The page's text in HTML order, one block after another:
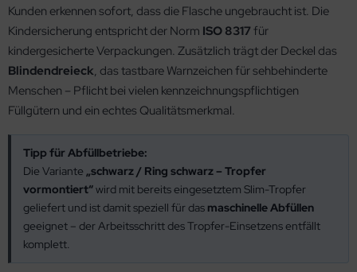
Kunden erkennen sofort, dass die Flasche ungebraucht ist. Die
Kindersicherung entspricht der Norm ISO 8317für
kindergesicherte Verpackungen. Zusätzlich trägt der Deckel das
Blindendreieck, das tastbare Warnzeichen für sehbehinderte
Menschen – Pflicht bei vielen kennzeichnungspflichtigen
Füllgütern und ein echtes Qualitätsmerkmal.
Tipp für Abfüllbetriebe:
Die Variante „schwarz / Ring schwarz – Tropfer
vormontiert“wird mit bereits eingesetztem Slim-Tropfer
geliefert und ist damit speziell für das maschinelle Abfüllen
geeignet – der Arbeitsschritt des Tropfer-Einsetzens entfällt
komplett.